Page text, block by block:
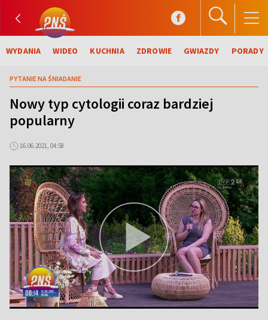
WYDANIA WIDEO KUCHNIA ZDROWIE GWIAZDY PORADY
PYTANIE NA ŚNIADANIE
Nowy typ cytologii coraz bardziej
popularny
16.06.2021, 04:58